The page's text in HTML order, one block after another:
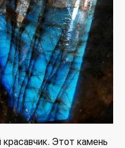
Этот камень